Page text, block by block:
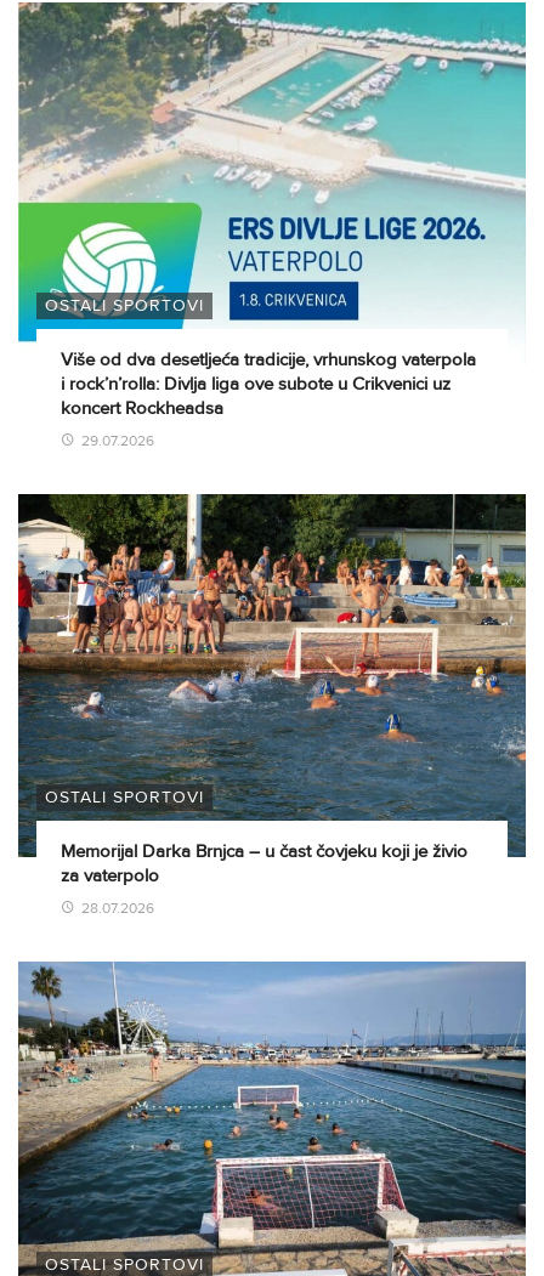
OSTALI SPORTOVI
Više od dva desetljeća tradicije, vrhunskog vaterpola
i rock’n’rolla: Divlja liga ove subote u Crikvenici uz
koncert Rockheadsa
29.07.2026
OSTALI SPORTOVI
Memorijal Darka Brnjca – u čast čovjeku koji je živio
za vaterpolo
28.07.2026
OSTALI SPORTOVI